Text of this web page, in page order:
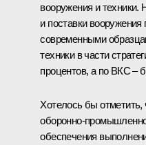
вооружения и
и поставки
современными
техники в части
процентов, а по ВКС –
Хотелось бы отметить,
оборонно-
обеспечения